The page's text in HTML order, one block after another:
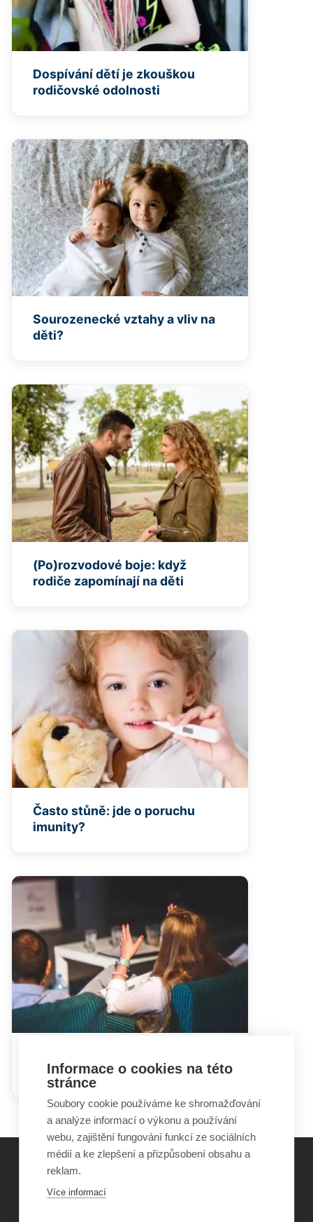
Dospívání dětí je zkouškou
rodičovské odolnosti
Sourozenecké vztahy a vliv na
děti?
(Po)rozvodové boje: když
rodiče zapomínají na děti
Často stůně: jde o poruchu
imunity?
ublížit i prospět
©Obecně prospěšná společnost Sirius
Informace o cookies na této
stránce
Soubory cookie používáme ke shromažďování
a analýze informací o výkonu a používání
webu, zajištění fungování funkcí ze sociálních
médií a ke zlepšení a přizpůsobení obsahu a
reklam.
Více informací